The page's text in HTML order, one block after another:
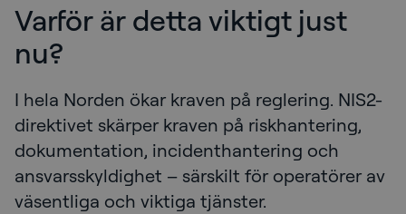
Varför är detta viktigt just
nu?
I hela Norden ökar kraven på reglering. NIS2-
direktivet skärper kraven på riskhantering,
dokumentation, incidenthantering och
ansvarsskyldighet – särskilt för operatörer av
väsentliga och viktiga tjänster.